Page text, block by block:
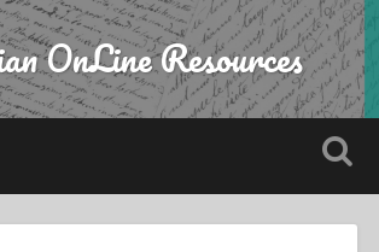
OnLine Resources